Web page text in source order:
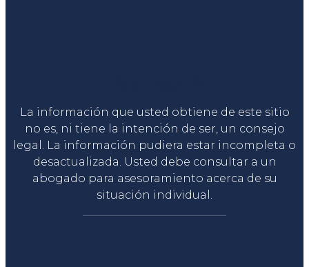
La información que usted obtiene de este sitio
no es, ni tiene la intención de ser, un consejo
legal. La información pudiera estar incompleta o
desactualizada. Usted debe consultar a un
abogado para asesoramiento acerca de su
situación individual.